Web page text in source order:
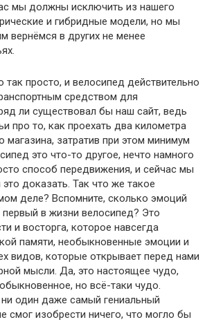
мы должны исключить из нашего
и гибридные модели, но мы
вернёмся в других не менее
просто, и велосипед действительно
средством для
ли существовал бы наш сайт, ведь
про то, как проехать два километра
затратив при этом минимум
это что-то другое, нечто намного
способ передвижения, и сейчас мы
доказать. Так что же такое
деле? Вспомните, сколько эмоций
в жизни велосипед? Это
и восторга, которое навсегда
памяти, необыкновенные эмоции и
видов, которые открывает перед нами
мысли. Да, это настоящее чудо,
но всё-таки чудо.
один даже самый гениальный
смог изобрести ничего, что могло бы